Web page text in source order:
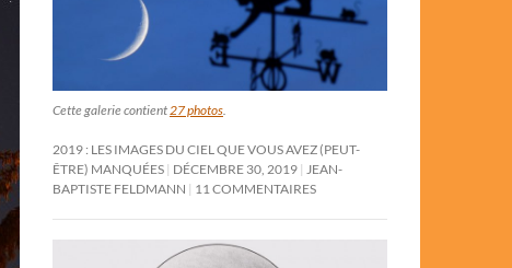
Cette galerie contient27 photos.
2019 : LES IMAGES DU CIEL QUE VOUS AVEZ (PEUT-
ÊTRE) MANQUÉES DÉCEMBRE 30, 2019 JEAN-
BAPTISTE FELDMANN
11 COMMENTAIRES